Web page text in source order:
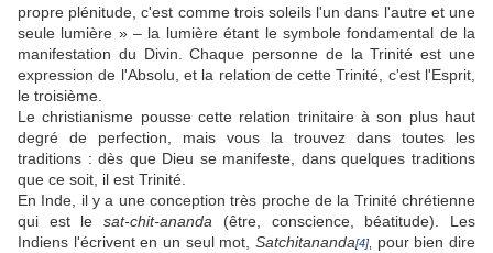
propre plénitude, c'est comme trois soleils l'un dans l'autre et une
seule lumière » – la lumière étant le symbole fondamental de la
manifestation du Divin. Chaque personne de la Trinité est une
expression de l'Absolu, et la relation de cette Trinité, c'est l'Esprit,
le troisième.
Le christianisme pousse cette relation trinitaire à son plus haut
degré de perfection, mais vous la trouvez dans toutes les
traditions : dès que Dieu se manifeste, dans quelques traditions
que ce soit, il est Trinité.
En Inde, il y a une conception très proche de la Trinité chrétienne
qui est lesat-chit-ananda (être, conscience, béatitude). Les
Indiens l'écrivent en un seul mot, Satchitananda[4],
pour bien dire